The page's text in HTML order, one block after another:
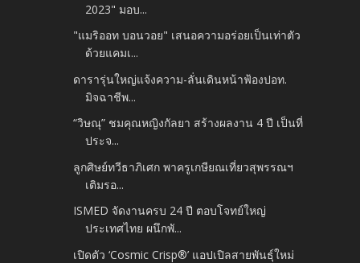
2023" มอบ...
"แมริออท บอนวอย" เสนอความอร่อยเป็นเท่าตัว
ด้วยแคมเ...
ดารารุ่นใหญ่แจ้งความ-ลั่นเดินหน้าฟ้องปอท.
มิจฉาชีพ...
“วิษณุ” ชมคุณหญิงกัลยา สร้างผลงาน 4 ปี เป็นที่
ประจ...
ลูกศิษย์ทวีธาภิเศก พาครูเกษียณเที่ยวสุพรรณฯ
เติมรอ...
ISMED จัดงานครบ 24 ปี ตอบโจทย์ใหญ่
ประเทศไทย ผนึกพั...
เปิดตัว ‘Cosmic Crisp®’ แอปเปิลสายพันธุ์ใหม่